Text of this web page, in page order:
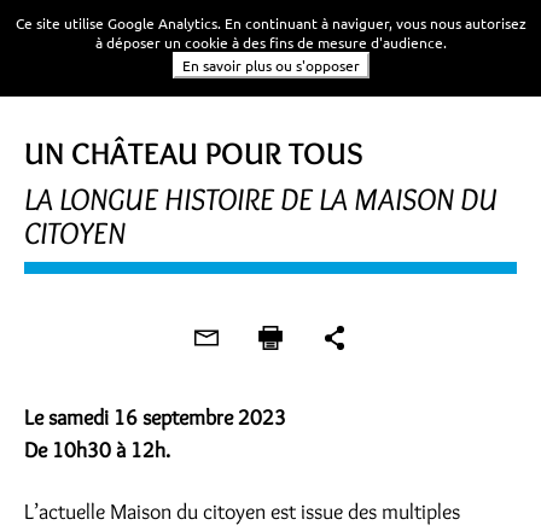
UN CHÂTEAU POUR TOUS
LA LONGUE HISTOIRE DE LA MAISON DU
CITOYEN
Le samedi 16 septembre 2023
De 10h30 à 12h.
L’actuelle Maison du citoyen est issue des multiples
Ce site utilise Google Analytics. En continuant à naviguer, vous nous autorisez
à déposer un cookie à des fins de mesure d'audience.
En savoir plus ou s'opposer